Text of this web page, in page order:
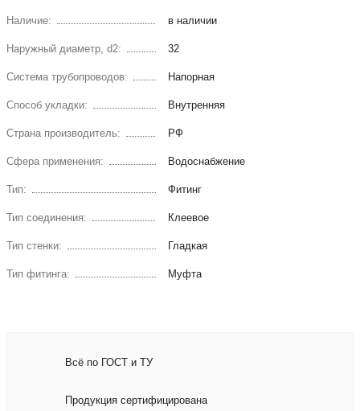
Наличие: в наличии
Наружный диаметр, d2: 32
Система трубопроводов: Напорная
Способ укладки: Внутренняя
Страна производитель: РФ
Сфера применения: Водоснабжение
Тип: Фитинг
Тип соединения: Клеевое
Тип стенки: Гладкая
Тип фитинга: Муфта
Всё по ГОСТ и ТУ
Продукция сертифицирована